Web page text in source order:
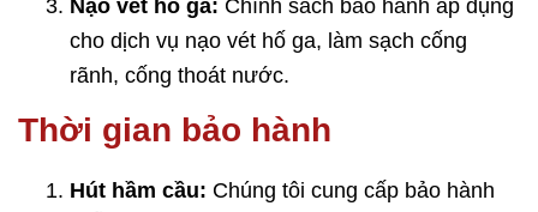
Nạo vét hố ga: Chính sách bảo hành áp dụng
cho dịch vụ nạo vét hố ga, làm sạch cống
rãnh, cống thoát nước.
Thời gian bảo hành
Hút hầm cầu: Chúng tôi cung cấp bảo hành